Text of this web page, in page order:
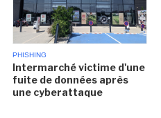
PHISHING
Intermarché victime d'une
fuite de données après
une cyberattaque